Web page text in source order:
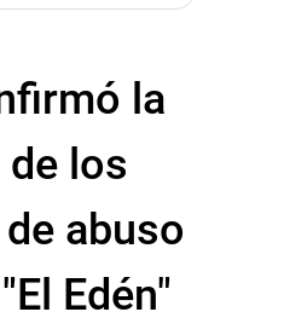
la
los
abuso
Edén"